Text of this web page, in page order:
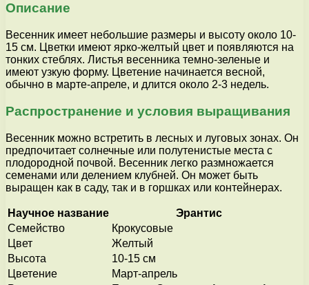
Описание
Весенник имеет небольшие размеры и высоту около 10-
15 см. Цветки имеют ярко-желтый цвет и появляются на
тонких стеблях. Листья весенника темно-зеленые и
имеют узкую форму. Цветение начинается весной,
обычно в марте-апреле, и длится около 2-3 недель.
Распространение и условия выращивания
Весенник можно встретить в лесных и луговых зонах. Он
предпочитает солнечные или полутенистые места с
плодородной почвой. Весенник легко размножается
семенами или делением клубней. Он может быть
выращен как в саду, так и в горшках или контейнерах.
Научное название
Эрантис
Семейство
Крокусовые
Цвет
Желтый
Высота
10-15 см
Цветение
Март-апрель